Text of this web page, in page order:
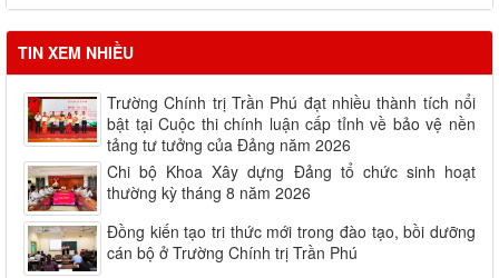
TIN XEM NHIỀU
Trường Chính trị Trần Phú đạt nhiều thành tích nổi
bật tại Cuộc thi chính luận cấp tỉnh về bảo vệ nền
tảng tư tưởng của Đảng năm 2026
Chi bộ Khoa Xây dựng Đảng tổ chức sinh hoạt
thường kỳ tháng 8 năm 2026
Đồng kiến tạo tri thức mới trong đào tạo, bồi dưỡng
cán bộ ở Trường Chính trị Trần Phú